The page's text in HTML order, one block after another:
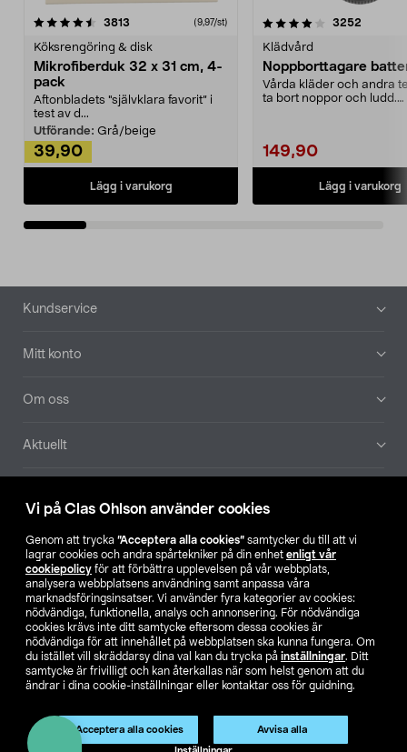
Vi på Clas Ohlson använder cookies
Genom att trycka ”Acceptera alla cookies” samtycker du till att vi
lagrar cookies och andra spårtekniker på din enhet enligt vår
cookiepolicy för att förbättra upplevelsen på vår webbplats,
analysera webbplatsens användning samt anpassa våra
marknadsföringsinsatser. Vi använder fyra kategorier av cookies:
nödvändiga, funktionella, analys och annonsering. För nödvändiga
cookies krävs inte ditt samtycke eftersom dessa cookies är
nödvändiga för att innehållet på webbplatsen ska kunna fungera. Om
du istället vill skräddarsy dina val kan du trycka på inställningar. Ditt
samtycke är frivilligt och kan återkallas när som helst genom att du
ändrar i dina cookie-inställningar eller kontaktar oss för guidning.
Acceptera alla cookies Avvisa alla
Produkten har utgått
Artikelnr: 51-2343
3813 (9,97/st)
Köksrengöring & disk
Mikrofiberduk 32 x 31 cm, 4-
pack
Aftonbladets "självklara favorit” i
test av d...
Utförande: Grå/beige
39,90
Lägg i varukorg
4.0av 5 stjärnor 3252
Klädvård
Noppborttagare
Vårda kläder och andra
ta bort noppor och ludd.
149,90
Lägg i varukorg
4.5av 5 stjärnor
Sidfot
Kundservice
Mitt konto
Om oss
Aktuellt
Hitta butik
SE NO FI
Ändra till priser exklusive moms